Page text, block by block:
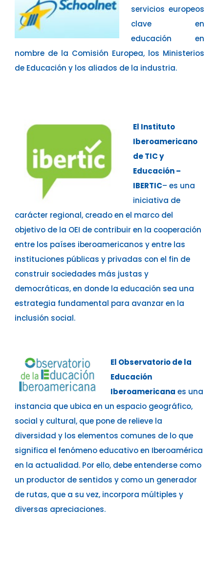
servicios europeos
clave en
educación en
nombre de la Comisión Europea, los Ministerios
de Educación y los aliados de la industria.
El Instituto
Iberoamericano
de TIC y
Educación –
IBERTIC– es una
iniciativa de
carácter regional, creado en el marco del
objetivo de la OEI de contribuir en la cooperación
entre los países iberoamericanos y entre las
instituciones públicas y privadas con el fin de
construir sociedades más justas y
democráticas, en donde la educación sea una
estrategia fundamental para avanzar en la
inclusión social.
El Observatorio de la
Educación
Iberoamericana es una
instancia que ubica en un espacio geográfico,
social y cultural, que pone de relieve la
diversidad y los elementos comunes de lo que
significa el fenómeno educativo en Iberoamérica
en la actualidad. Por ello, debe entenderse como
un productor de sentidos y como un generador
de rutas, que a su vez, incorpora múltiples y
diversas apreciaciones.